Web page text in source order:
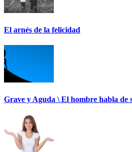
El arnés de la felicidad
Grave y Aguda \ El hombre habla de